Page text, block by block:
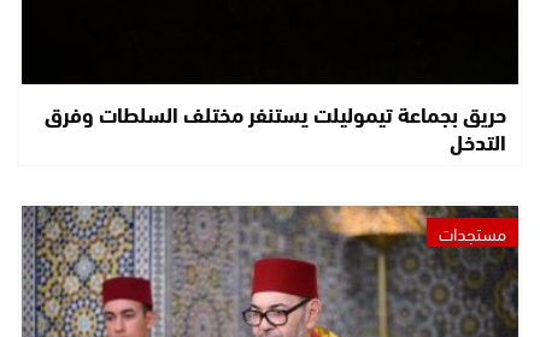
حريق بجماعة تيموليلت يستنفر مختلف السلطات وفرق
التدخل
مستجدات